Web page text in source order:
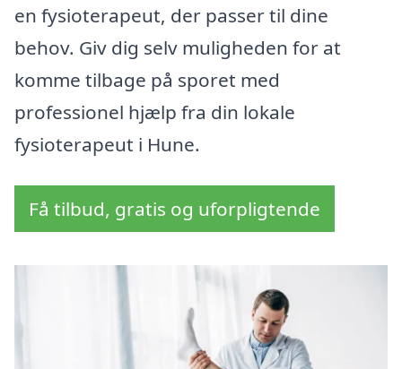
en fysioterapeut, der passer til dine
behov. Giv dig selv muligheden for at
komme tilbage på sporet med
professionel hjælp fra din lokale
fysioterapeut i Hune.
Få tilbud, gratis og uforpligtende